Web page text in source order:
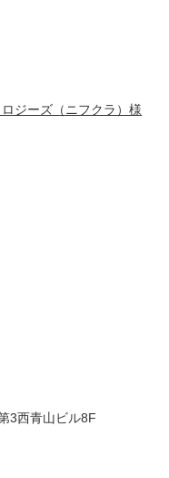
ジーズ（ニフクラ）様
3西青山ビル8F